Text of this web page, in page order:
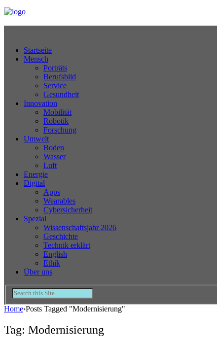
Startseite
Mensch
Porträts
Berufsbild
Service
Gesundheit
Innovation
Mobilität
Robotik
Forschung
Umwelt
Boden
Wasser
Luft
Energie
Digital
Apps
Wearables
Cybersicherheit
Spezial
Wissenschaftsjahr 2026
Geschichte
Technik erklärt
English
Ethik
Über uns
Home›Posts Tagged "Modernisierung"
Tag: Modernisierung